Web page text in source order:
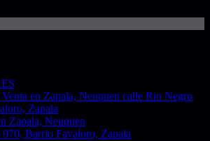
Zapala, Neuquen
Barrio Favaloro, Zapala